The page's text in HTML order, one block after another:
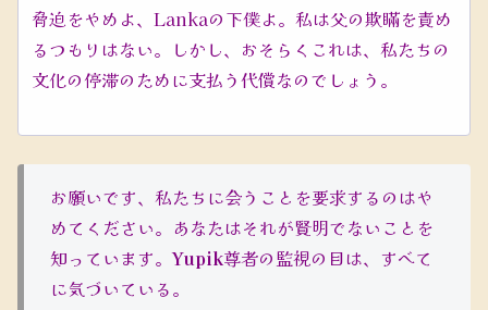
脅迫をやめよ、Lankaの下僕よ。私は父の欺瞞を責め
るつもりはない。しかし、おそらくこれは、私たちの
文化の停滞のために支払う代償なのでしょう。
お願いです、私たちに会うことを要求するのはや
めてください。あなたはそれが賢明でないことを
知っています。Yupik尊者の監視の目は、すべて
に気づいている。